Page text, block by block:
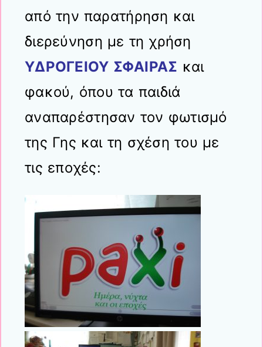
από την παρατήρηση και
διερεύνηση με τη χρήση
ΥΔΡΟΓΕΙΟΥ ΣΦΑΙΡΑΣ και
φακού, όπου τα παιδιά
αναπαρέστησαν τον φωτισμό
της Γης και τη σχέση του με
τις εποχές: